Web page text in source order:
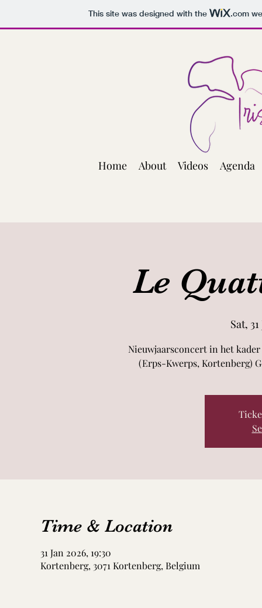
This site was designed with the .com
Home About Videos Agenda
Le
Sat,
Nieuwjaarsconcert in het
(Erps-Kwerps, Kortenberg)
Time & Location
31 Jan 2026, 19:30
Kortenberg, 3071 Kortenberg, Belgium